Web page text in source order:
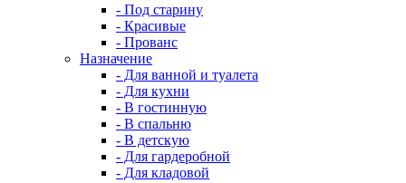
- Под старину
- Красивые
- Прованс
Назначение
- Для ванной и туалета
- Для кухни
- В гостинную
- В спальню
- В детскую
- Для гардеробной
- Для кладовой